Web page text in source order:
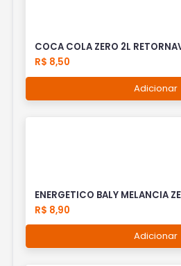
COCA COLA ZERO 2L
R$ 8,50
Adicionar
ENERGETICO BALY MELANCIA
R$ 8,90
Adicionar